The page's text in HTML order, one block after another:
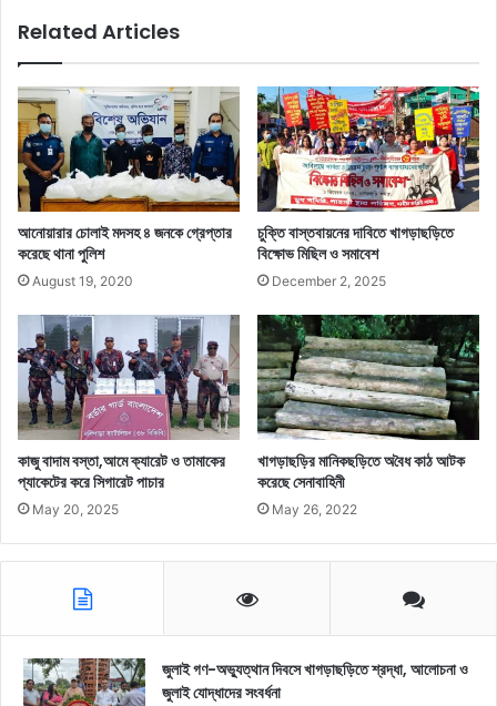
Related Articles
আনোয়ারার চোলাই মদসহ ৪ জনকে গ্রেপ্তার
করেছে থানা পুলিশ
August 19, 2020
চুক্তি বাস্তবায়নের দাবিতে খাগড়াছড়িতে
বিক্ষোভ মিছিল ও সমাবেশ
December 2, 2025
কাজু বাদাম বস্তা,আমে ক্যারেট ও তামাকের
প্যাকেটের করে সিগারেট পাচার
May 20, 2025
খাগড়াছড়ির মানিকছড়িতে অ‌বৈধ কা‌ঠ আটক
করেছে সেনাবাহিনী
May 26, 2022
জুলাই গণ-অভ্যুত্থান দিবসে খাগড়াছড়িতে শ্রদ্ধা, আলোচনা ও
জুলাই যোদ্ধাদের সংবর্ধনা